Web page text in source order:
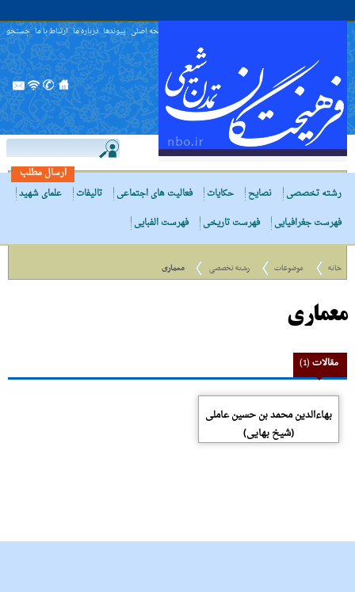
صفحه اصلی پیوندها درباره ما ارتباط با ما جستجو
ارسال مطلب
رشته تخصصی
نصایح حکایات فعالیت های اجتماعی تالیفات
علمای شهید
فهرست جغرافیایی
فهرست تاریخی فهرست الفبایی
خانه موضوعات رشته تخصصی معماری
معماری
مقالات(1)
بهاءالدین محمد بن حسین عاملی
(شیخ بهایی)